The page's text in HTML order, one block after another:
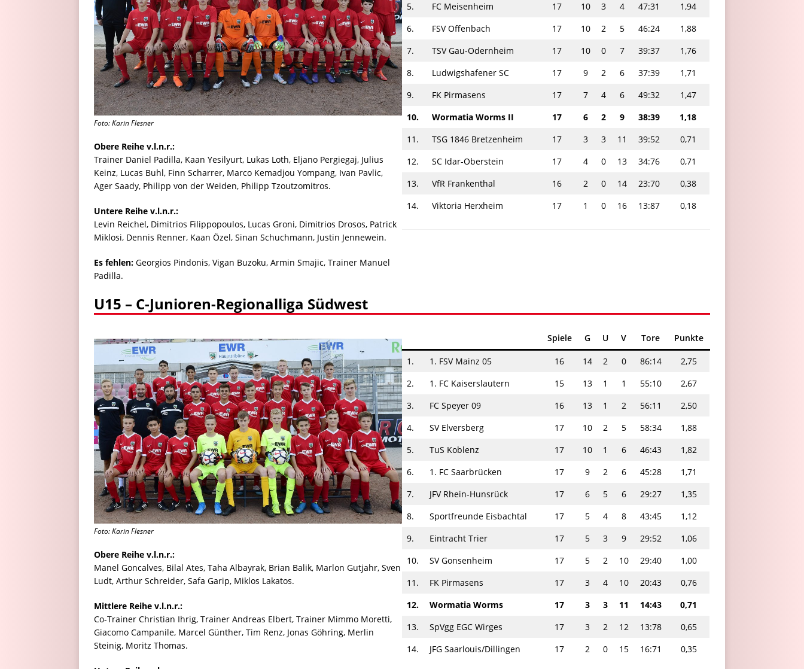
Foto: Karin Flesner
Obere Reihe v.l.n.r.:
Trainer Daniel Padilla, Kaan Yesilyurt, Lukas Loth, Eljano Pergiegaj, Julius
Keinz, Lucas Buhl, Finn Scharrer, Marco Kemadjou Yompang, Ivan Pavlic,
Ager Saady, Philipp von der Weiden, Philipp Tzoutzomitros.
Untere Reihe v.l.n.r.:
Levin Reichel, Dimitrios Filippopoulos, Lucas Groni, Dimitrios Drosos, Patrick
Miklosi, Dennis Renner, Kaan Özel, Sinan Schuchmann, Justin Jennewein.
Es fehlen: Georgios Pindonis, Vigan Buzoku, Armin Smajic, Trainer Manuel
Padilla.
5.
FC Meisenheim 17 10 3 4 47:31
1,94
6.
FSV Offenbach 17 10 2 5 46:24
1,88
7.
TSV Gau-Odernheim 17 10 0 7 39:37
1,76
8.
Ludwigshafener SC 17 9 2 6 37:39
1,71
9.
FK Pirmasens 17 7 4 6 49:32
1,47
10.
Wormatia Worms II 17 6 2 9 38:39
1,18
11.
TSG 1846 Bretzenheim 17 3 3 11 39:52
0,71
12.
SC Idar-Oberstein 17 4 0 13 34:76
0,71
13.
VfR Frankenthal 16 2 0 14 23:70
0,38
14.
Viktoria Herxheim 17 1 0 16 13:87 0,18
U15 – C-Junioren-Regionalliga Südwest
Foto: Karin Flesner
Obere Reihe v.l.n.r.:
Manel Goncalves, Bilal Ates, Taha Albayrak, Brian Balik, Marlon Gutjahr, Sven
Ludt, Arthur Schreider, Safa Garip, Miklos Lakatos.
Mittlere Reihe v.l.n.r.:
Co-Trainer Christian Ihrig, Trainer Andreas Elbert, Trainer Mimmo Moretti,
Giacomo Campanile, Marcel Günther, Tim Renz, Jonas Göhring, Merlin
Steinig, Moritz Thomas.
Spiele G U V Tore Punkte
1. 1. FSV Mainz 05 16 14 2 0 86:14
2,75
2.
1. FC Kaiserslautern 15 13 1 1 55:10
2,67
3.
FC Speyer 09 16 13 1 2 56:11
2,50
4.
SV Elversberg 17 10 2 5 58:34
1,88
5.
TuS Koblenz 17 10 1 6 46:43
1,82
6.
1. FC Saarbrücken 17 9 2 6 45:28
1,71
7.
JFV Rhein-Hunsrück 17 6 5 6 29:27
1,35
8.
Sportfreunde Eisbachtal 17 5 4 8 43:45
1,12
9.
Eintracht Trier 17 5 3 9 29:52
1,06
10.
SV Gonsenheim 17 5 2 10 29:40
1,00
11.
FK Pirmasens 17 3 4 10 20:43
0,76
12.
Wormatia Worms 17 3 3 11 14:43
0,71
13.
SpVgg EGC Wirges 17 3 2 12 13:78
0,65
14.
JFG Saarlouis/​Dillingen 17 2 0 15 16:71 0,35